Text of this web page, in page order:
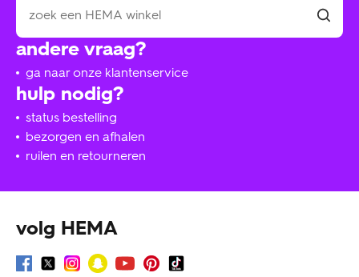
hulp nodig?
status bestelling
bezorgen en afhalen
ruilen en retourneren
andere vraag?
ga naar onze klantenservice
volg HEMA